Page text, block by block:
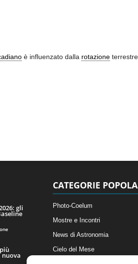
è influenzato dalla rotazioneterrestre
gli
nuova
CATEGORIE
Photo-Coelum
Mostre e Incontri
News di Astronomia
Cielo del Mese